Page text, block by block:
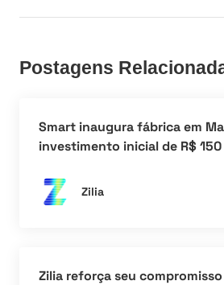
Postagens
Smart inaugura fábrica em
investimento inicial de R$
Zilia
Zilia reforça seu